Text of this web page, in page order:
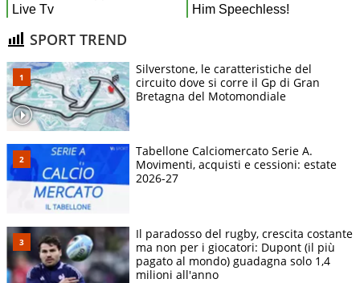
SPORT TREND
Silverstone, le caratteristiche del
circuito dove si corre il Gp di Gran
Bretagna del Motomondiale
Tabellone Calciomercato Serie A.
Movimenti, acquisti e cessioni: estate
2026-27
Il paradosso del rugby, crescita costante
ma non per i giocatori: Dupont (il più
pagato al mondo) guadagna solo 1,4
milioni all'anno